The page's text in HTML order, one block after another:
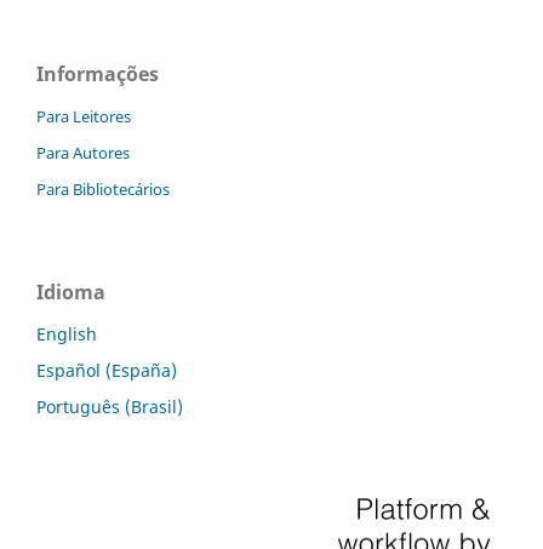
Informações
Para Leitores
Para Autores
Para Bibliotecários
Idioma
English
Español (España)
Português (Brasil)